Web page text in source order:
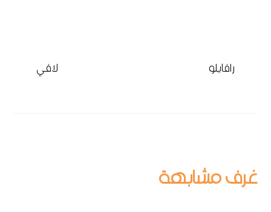
لافي رافايلو